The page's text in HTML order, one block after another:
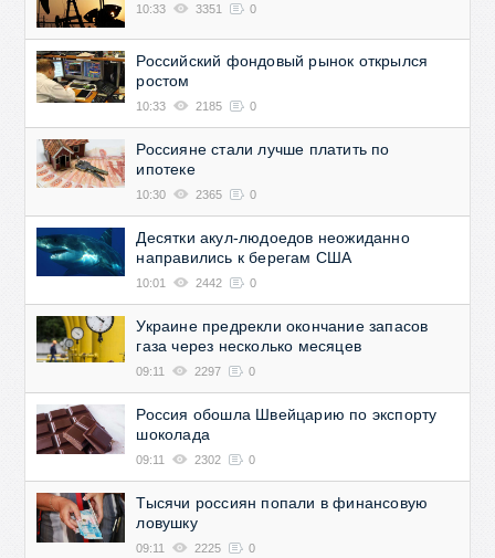
10:33 3351 0
Российский фондовый рынок открылся
ростом
10:33 2185 0
Россияне стали лучше платить по
ипотеке
10:30 2365 0
Десятки акул-людоедов неожиданно
направились к берегам США
10:01 2442 0
Украине предрекли окончание запасов
газа через несколько месяцев
09:11 2297 0
Россия обошла Швейцарию по экспорту
шоколада
09:11 2302 0
Тысячи россиян попали в финансовую
ловушку
09:11 2225 0